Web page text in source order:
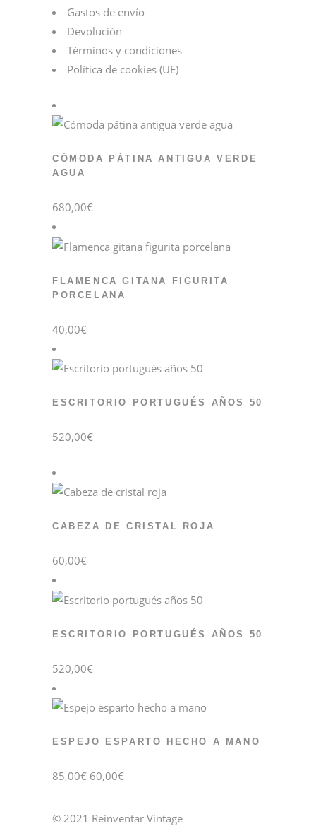
Gastos de envío
Devolución
Términos y condiciones
Política de cookies (UE)
CÓMODA PÁTINA ANTIGUA VERDE
AGUA
680,00€
FLAMENCA GITANA FIGURITA
PORCELANA
40,00€
ESCRITORIO PORTUGUÉS AÑOS 50
520,00€
CABEZA DE CRISTAL ROJA
60,00€
ESCRITORIO PORTUGUÉS AÑOS 50
520,00€
ESPEJO ESPARTO HECHO A MANO
85,00€ El
precio
85,00€.
60,00€precio
60,00€.
© 2021 Reinventar Vintage